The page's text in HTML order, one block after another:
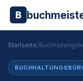
B
Startseite/